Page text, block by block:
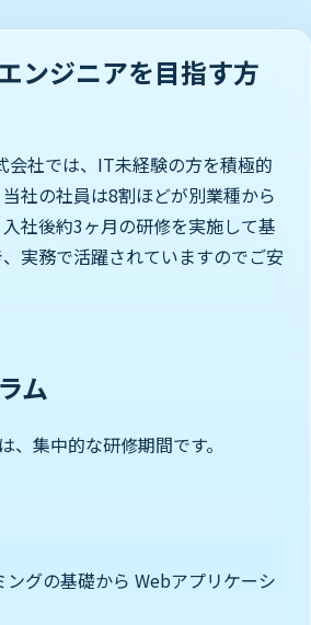
ンジニアを目指す方
会社では、IT未経験の方を積極的
社の社員は8割ほどが別業種から
社後約3ヶ月の研修を実施して基
実務で活躍されていますのでご安
ム
、集中的な研修期間です。
ングの基礎から Webアプリケーシ